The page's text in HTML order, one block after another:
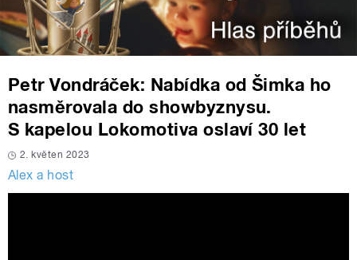
Petr Vondráček: Nabídka od Šimka ho
nasměrovala do showbyznysu.
S kapelou Lokomotiva oslaví 30 let
2. květen 2023
Alex a host